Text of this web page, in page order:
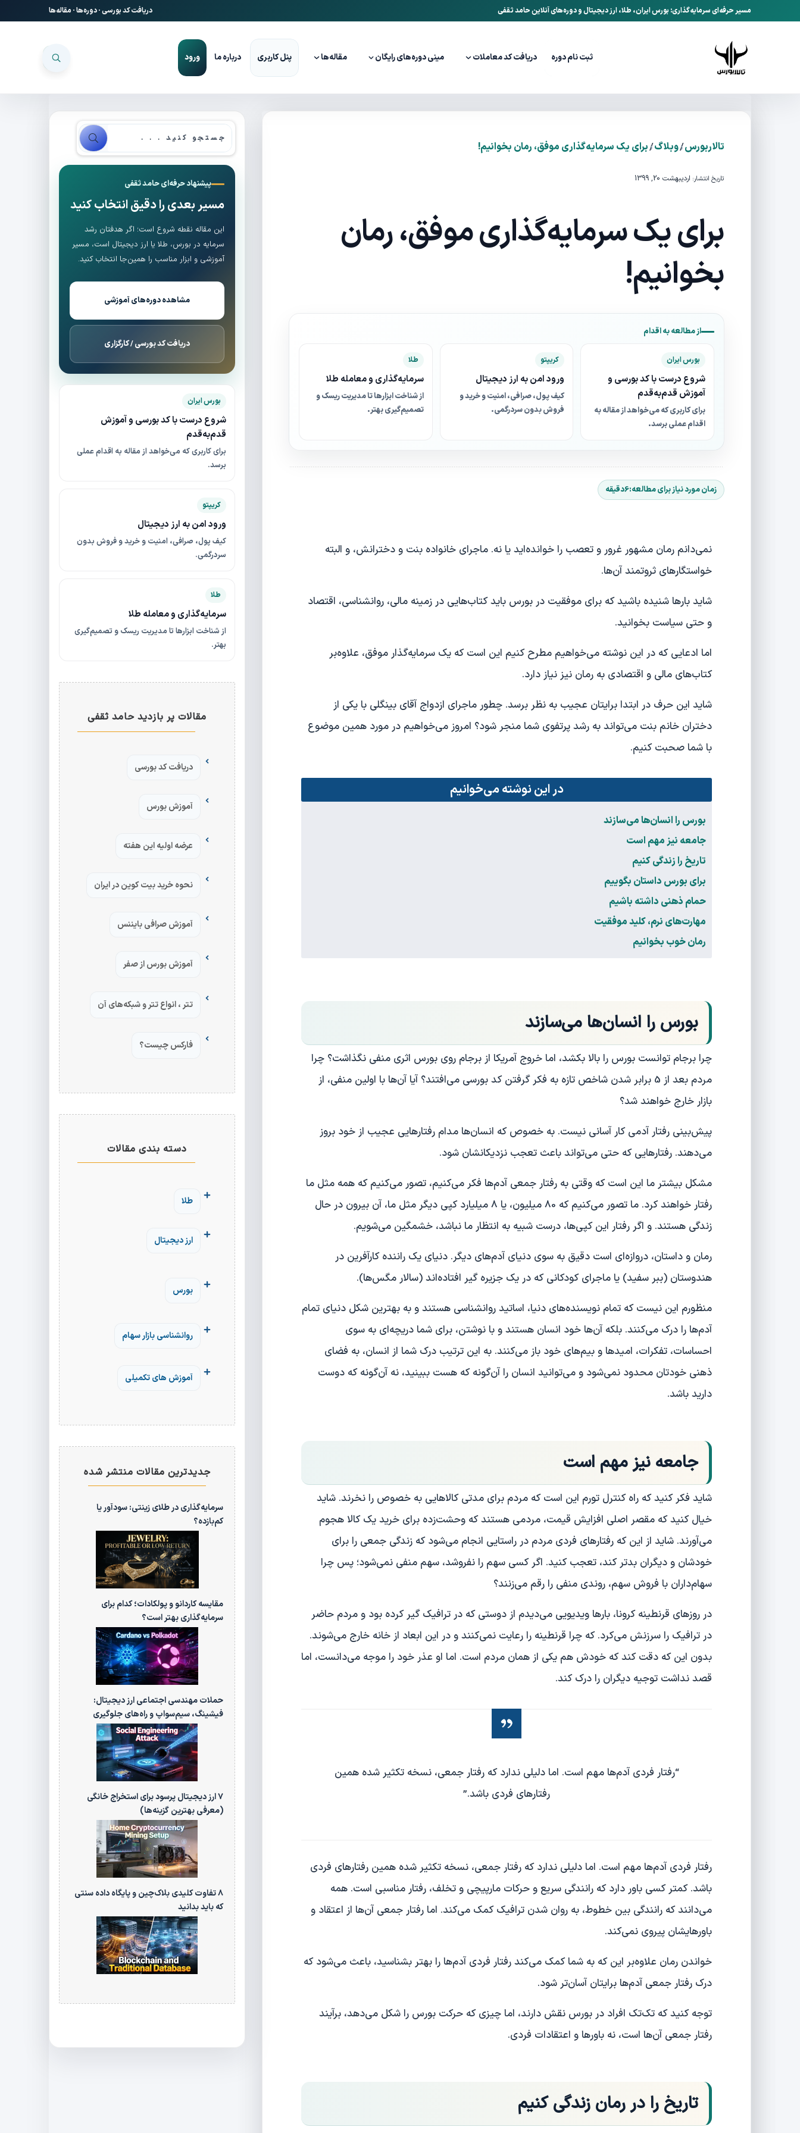
مسیر حرفه‌ای سرمایه‌گذاری: بورس ایران، طلا، ارز دیجیتال و دوره‌های آنلاین حامد ثقفی دریافت کد بورسی·دوره‌ها·مقاله‌ها
ثبت نام دوره دریافت کد معاملات مینی دوره‌های رایگان مقاله‌ها پنل کاربری درباره ما ورود
تالاربورس/وبلاگ/برای یک سرمایه‌گذاری موفق، رمان بخوانیم!
تاریخ انتشار: اردیبهشت 20, 1399
برای یک سرمایه‌گذاری موفق، رمان
بخوانیم!
از مطالعه به اقدام
بورس ایران
شروع درست با کد بورسی و
آموزش قدم‌به‌قدم
برای کاربری که می‌خواهد از مقاله به
اقدام عملی برسد.
کریپتو
ورود امن به ارز دیجیتال
کیف پول، صرافی، امنیت و خرید و
فروش بدون سردرگمی.
طلا
سرمایه‌گذاری و معامله طلا
از شناخت ابزارها تا مدیریت ریسک و
تصمیم‌گیری بهتر.
نمی‌دانم رمان مشهور غرور و تعصب را خوانده‌اید یا نه. ماجرای خانواده بنت و دخترانش، و البته
خواستگارهای ثروتمند آن‌ها.
شاید بارها شنیده باشید که برای موفقیت در بورس باید کتاب‌هایی در زمینه مالی، روانشناسی، اقتصاد
و حتی سیاست بخوانید.
اما ادعایی که در این نوشته می‌خواهیم مطرح کنیم این است که یک سرمایه‌گذار موفق، علاوه‌بر
کتاب‌های مالی و اقتصادی به رمان نیز نیاز دارد.
شاید این حرف در ابتدا برایتان عجیب به نظر برسد. چطور ماجرای ازدواج آقای بینگلی با یکی از
دختران خانم بنت می‌تواند به رشد پرتفوی شما منجر شود؟ امروز می‌خواهیم در مورد همین موضوع
با شما صحبت کنیم.
در این نوشته می‌خوانیم
بورس را انسان‌ها می‌سازند
جامعه نیز مهم است
تاریخ را زندگی کنیم
برای بورس داستان بگوییم
حمام ذهنی داشته باشیم
مهارت‌های نرم، کلید موفقیت
رمان خوب بخوانیم
بورس را انسان‌ها می‌سازند
چرا برجام توانست بورس را بالا بکشد، اما خروج آمریکا از برجام روی بورس اثری منفی نگذاشت؟ چرا
مردم بعد از 5 برابر شدن شاخص تازه به فکر گرفتن کد بورسی می‌افتند؟ آیا آن‌ها با اولین منفی، از
بازار خارج خواهند شد؟
پیش‌بینی رفتار آدمی کار آسانی نیست. به خصوص که انسان‌ها مدام رفتارهایی عجیب از خود بروز
می‌دهند. رفتارهایی که حتی می‌تواند باعث تعجب نزدیکانشان شود.
مشکل بیشتر ما این است که وقتی به رفتار جمعی آدم‌ها فکر می‌کنیم، تصور می‌کنیم که همه مثل ما
رفتار خواهند کرد. ما تصور می‌کنیم که 80 میلیون، یا 8 میلیارد کپی دیگر مثل ما، آن بیرون در حال
زندگی هستند. و اگر رفتار این کپی‌ها، درست شبیه به انتظار ما نباشد، خشمگین می‌شویم.
رمان و داستان، دروازه‌ای است دقیق به سوی دنیای آدم‌های دیگر. دنیای یک راننده کارآفرین در
هندوستان (ببر سفید) یا ماجرای کودکانی که در یک جزیره گیر افتاده‌اند (سالار مگس‌ها).
منظورم این نیست که تمام نویسنده‌های دنیا، اساتید روانشناسی هستند و به بهترین شکل دنیای تمام
آدم‌ها را درک می‌کنند. بلکه آن‌ها خود انسان هستند و با نوشتن، برای شما دریچه‌ای به سوی
احساسات، تفکرات، امیدها و بیم‌های خود باز می‌کنند. به این ترتیب درک شما از انسان، به فضای
ذهنی خودتان محدود نمی‌شود و می‌توانید انسان را آن‌گونه که هست ببینید، نه آن‌گونه که دوست
دارید باشد.
جامعه نیز مهم است
شاید فکر کنید که راه کنترل تورم این است که مردم برای مدتی کالاهایی به خصوص را نخرند. شاید
خیال کنید که مقصر اصلی افزایش قیمت، مردمی هستند که وحشت‌زده برای خرید یک کالا هجوم
می‌آورند. شاید از این که رفتارهای فردی مردم در راستایی انجام می‌شود که زندگی جمعی را برای
خودشان و دیگران بدتر کند، تعجب کنید. اگر کسی سهم را نفروشد، سهم منفی نمی‌شود؛ پس چرا
سهام‌داران با فروش سهم، روندی منفی را رقم می‌زنند؟
در روزهای قرنطینه کرونا، بارها ویدیویی می‌دیدم از دوستی که در ترافیک گیر کرده بود و مردم حاضر
در ترافیک را سرزنش می‌کرد. که چرا قرنطینه را رعایت نمی‌کنند و در این ابعاد از خانه خارج می‌شوند.
بدون این که دقت کند که خودش هم یکی از همان مردم است. اما او عذر خود را موجه می‌دانست، اما
قصد نداشت توجیه دیگران را درک کند.
“رفتار فردی آدم‌ها مهم است. اما دلیلی ندارد که رفتار جمعی، نسخه تکثیر شده همین
رفتارهای فردی باشد.”
رفتار فردی آدم‌ها مهم است. اما دلیلی ندارد که رفتار جمعی، نسخه تکثیر شده همین رفتارهای فردی
باشد. کمتر کسی باور دارد که رانندگی سریع و حرکات مارپیچی و تخلف، رفتار مناسبی است. همه
می‌دانند که رانندگی بین خطوط، به روان شدن ترافیک کمک می‌کند. اما رفتار جمعی آن‌ها از اعتقاد و
باورهایشان پیروی نمی‌کند.
خواندن رمان علاوه‌بر این که به شما کمک می‌کند رفتار فردی آدم‌ها را بهتر بشناسید، باعث می‌شود که
درک رفتار جمعی آدم‌ها برایتان آسان‌تر شود.
توجه کنید که تک‌تک افراد در بورس نقش دارند، اما چیزی که حرکت بورس را شکل می‌دهد، برآیند
رفتار جمعی آن‌ها است، نه باورها و اعتقادات فردی.
تاریخ را در رمان زندگی کنیم
پیشنهاد حرفه‌ای حامد ثقفی
مسیر بعدی را دقیق انتخاب کنید
این مقاله نقطه شروع است؛ اگر هدفتان رشد
سرمایه در بورس، طلا یا ارز دیجیتال است، مسیر
آموزشی و ابزار مناسب را همین‌جا انتخاب کنید.
مشاهده دوره‌های آموزشی
دریافت کد بورسی / کارگزاری
بورس ایران
شروع درست با کد بورسی و آموزش
قدم‌به‌قدم
برای کاربری که می‌خواهد از مقاله به اقدام عملی
برسد.
کریپتو
ورود امن به ارز دیجیتال
کیف پول، صرافی، امنیت و خرید و فروش بدون
سردرگمی.
طلا
سرمایه‌گذاری و معامله طلا
از شناخت ابزارها تا مدیریت ریسک و تصمیم‌گیری
بهتر.
مقالات پر بازدید حامد ثقفی
دریافت کد بورسی
آموزش بورس
عرضه اولیه این هفته
نحوه خرید بیت کوین در ایران
آموزش صرافی بایننس
آموزش بورس از صفر
تتر ، انواع تتر و شبکه‌های آن
فارکس چیست؟
دسته بندی مقالات
طلا
ارز دیجیتال
بورس
روانشناسی بازار سهام
آموزش های تکمیلی
جدیدترین مقالات منتشر شده
سرمایه‌گذاری در طلای زینتی: سودآور یا
کم‌بازده؟
مقایسه کاردانو و پولکادات؛ کدام برای
سرمایه‌گذاری بهتر است؟
حملات مهندسی اجتماعی ارز دیجیتال:
فیشینگ، سیم‌سواپ و راه‌های جلوگیری
۷ ارز دیجیتال پرسود برای استخراج خانگی
(معرفی بهترین گزینه‌ها)
۸ تفاوت کلیدی بلاک‌چین و پایگاه‌ داده سنتی
که باید بدانید